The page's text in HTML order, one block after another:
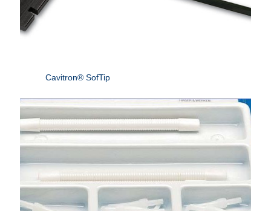
Cavitron® SofTip